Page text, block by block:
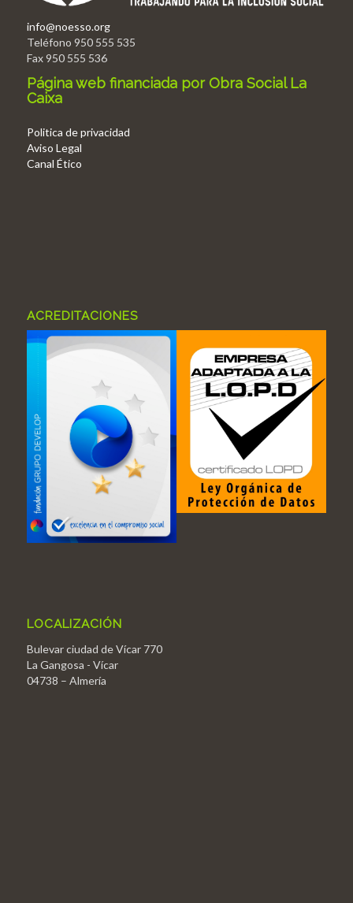
info@noesso.org
Teléfono 950 555 535
Fax 950 555 536
Página web financiada por Obra Social La
Caixa
Politica de privacidad
Aviso Legal
Canal Ético
ACREDITACIONES
LOCALIZACIÓN
Bulevar ciudad de Vícar 770
La Gangosa - Vícar
04738 – Almería